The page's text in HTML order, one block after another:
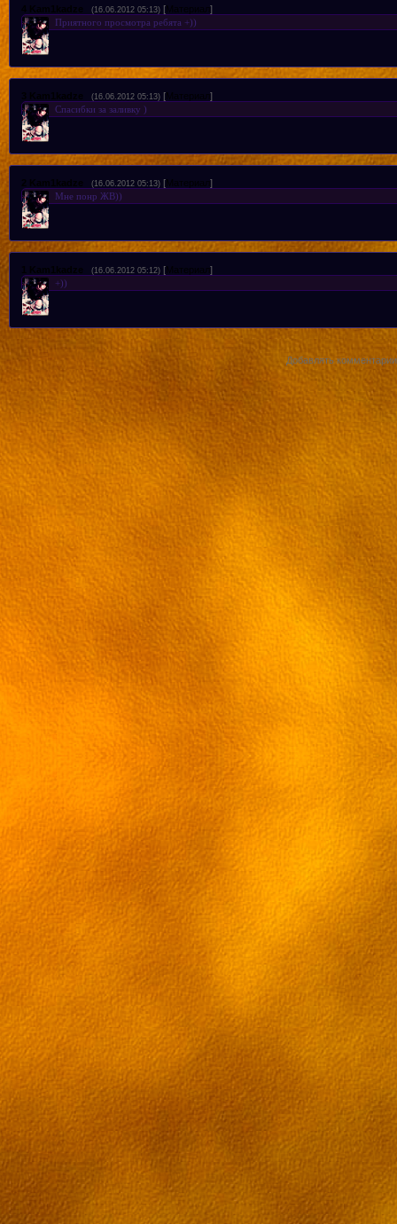
4 Kam1kadze (16.06.2012 05:13) [Материал ]
Приятного просмотра ребята +))
3 Kam1kadze (16.06.2012 05:13) [Материал ]
Спасибки за заливку )
2 Kam1kadze (16.06.2012 05:13) [Материал ]
Мне понр ЖВ))
1 Kam1kadze (16.06.2012 05:12) [Материал ]
+))
Добавлять